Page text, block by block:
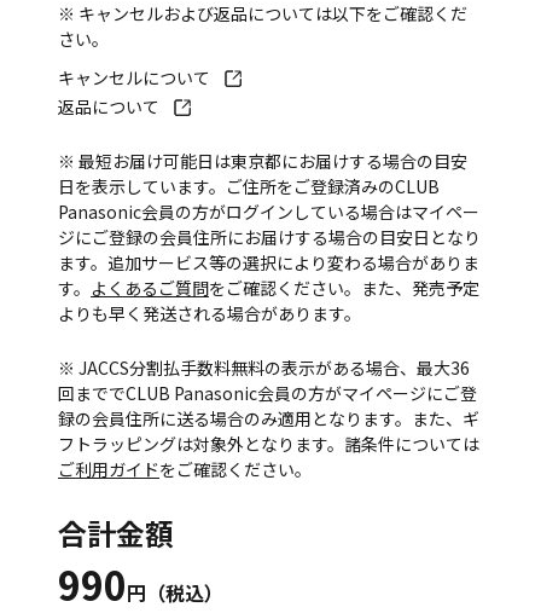
※ キャンセルおよび返品については以下をご確認くだ
さい。
キャンセルについて
返品について
※ 最短お届け可能日は東京都にお届けする場合の目安
日を表示しています。ご住所をご登録済みのCLUB
Panasonic会員の方がログインしている場合はマイペー
ジにご登録の会員住所にお届けする場合の目安日となり
ます。追加サービス等の選択により変わる場合がありま
す。 よくあるご質問をご確認ください。また、発売予定
よりも早く発送される場合があります。
※ JACCS分割払手数料無料の表示がある場合、最大36
回まででCLUB Panasonic会員の方がマイページにご登
録の会員住所に送る場合のみ適用となります。また、ギ
フトラッピングは対象外となります。諸条件については
ご利用ガイドをご確認ください。
合計金額
990円（税込）